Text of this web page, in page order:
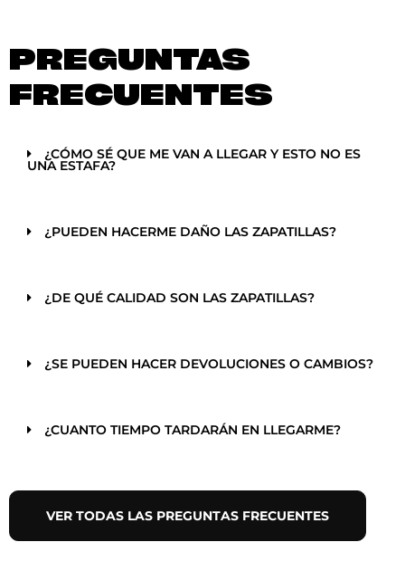
PREGUNTAS
FRECUENTES
¿CÓMO SÉ QUE ME VAN A LLEGAR Y ESTO NO ES
UNA ESTAFA?
¿PUEDEN HACERME DAÑO LAS ZAPATILLAS?
¿DE QUÉ CALIDAD SON LAS ZAPATILLAS?
¿SE PUEDEN HACER DEVOLUCIONES O CAMBIOS?
¿CUANTO TIEMPO TARDARÁN EN LLEGARME?
VER TODAS LAS PREGUNTAS FRECUENTES